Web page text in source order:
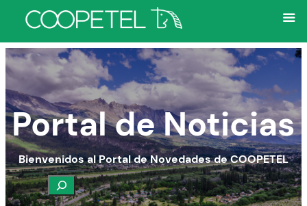
Portal de Noticias
Bienvenidos al Portal de Novedades de COOPETEL
Buscar